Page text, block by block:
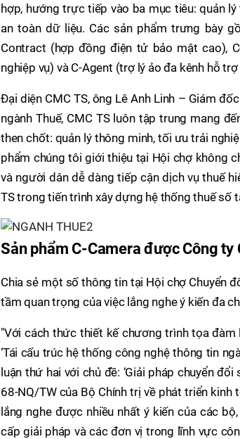
hợp, hướng trực tiếp vào ba mục tiêu: quản
an toàn dữ liệu. Các sản phẩm trưng bày
Contract (hợp đồng điện tử bảo mật cao),
nghiệp vụ) và C-Agent (trợ lý ảo đa kênh hỗ
Đại diện CMC TS, ông Lê Anh Linh – Giám
ngành Thuế, CMC TS luôn tập trung mang
then chốt: quản lý thông minh, tối ưu trải
phẩm chúng tôi giới thiệu tại Hội chợ không
và người dân dễ dàng tiếp cận dịch vụ thuế
TS trong tiến trình xây dựng hệ thống thuế số
Sản phẩm C-Camera được Công
Chia sẻ một số thông tin tại Hội chợ Chuyển
tầm quan trọng của việc lắng nghe ý kiến đa
"Với cách thức thiết kế chương trình tọa đàm
‘Tái cấu trúc hệ thống công nghệ thông tin
luận thứ hai với chủ đề: ‘Giải pháp chuyển
68-NQ/TW của Bộ Chính trị về phát triển kinh
lắng nghe được nhiều nhất ý kiến của các
cấp giải pháp và các đơn vị trong lĩnh vực